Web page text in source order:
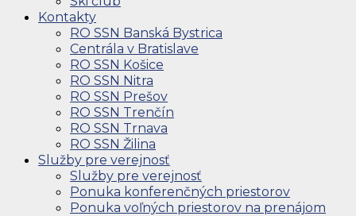
Kontakty
RO SSN Banská Bystrica
Centrála v Bratislave
RO SSN Košice
RO SSN Nitra
RO SSN Prešov
RO SSN Trenčín
RO SSN Trnava
RO SSN Žilina
Služby pre verejnosť
Služby pre verejnosť
Ponuka konferenčných priestorov
Ponuka voľných priestorov na prenájom